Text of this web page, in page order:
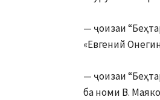
— ҷоизаи
«Евгений
— ҷоизаи
ба номи В.